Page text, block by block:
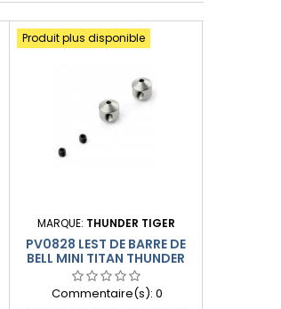
Produit plus disponible
MARQUE: THUNDER TIGER
PV0828 LEST DE BARRE DE
BELL MINI TITAN THUNDER
TIGER
Commentaire(s): 0